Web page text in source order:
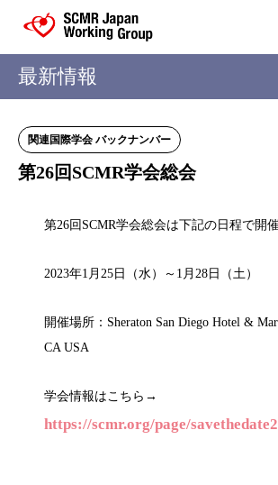
最新情報
関連国際学会 バックナンバー
第26回SCMR学会総会
第26回SCMR学会総会は下記の日程で開
2023年1月25日（水）～1月28日（土）
開催場所：Sheraton San Diego Hotel &
CA USA
学会情報はこちら→
https://scmr.org/page/